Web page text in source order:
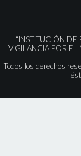
“INSTITUCIÓN DE
VIGILANCIA POR EL
Todos los derechos